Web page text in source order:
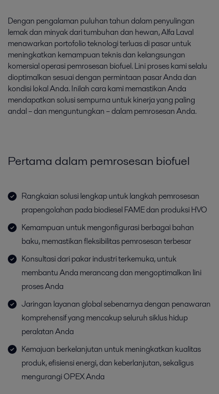
Dengan pengalaman puluhan tahun dalam penyulingan
lemak dan minyak dari tumbuhan dan hewan, Alfa Laval
menawarkan portofolio teknologi terluas di pasar untuk
meningkatkan kemampuan teknis dan kelangsungan
komersial operasi pemrosesan biofuel. Lini proses kami selalu
dioptimalkan sesuai dengan permintaan pasar Anda dan
kondisi lokal Anda. Inilah cara kami memastikan Anda
mendapatkan solusi sempurna untuk kinerja yang paling
andal – dan menguntungkan – dalam pemrosesan Anda.
Pertama dalam pemrosesan biofuel
Rangkaian solusi lengkap untuk langkah pemrosesan
prapengolahan pada biodiesel FAME dan produksi HVO
Kemampuan untuk mengonfigurasi berbagai bahan
baku, memastikan fleksibilitas pemrosesan terbesar
Konsultasi dari pakar industri terkemuka, untuk
membantu Anda merancang dan mengoptimalkan lini
proses Anda
Jaringan layanan global sebenarnya dengan penawaran
komprehensif yang mencakup seluruh siklus hidup
peralatan Anda
Kemajuan berkelanjutan untuk meningkatkan kualitas
produk, efisiensi energi, dan keberlanjutan, sekaligus
mengurangi OPEX Anda